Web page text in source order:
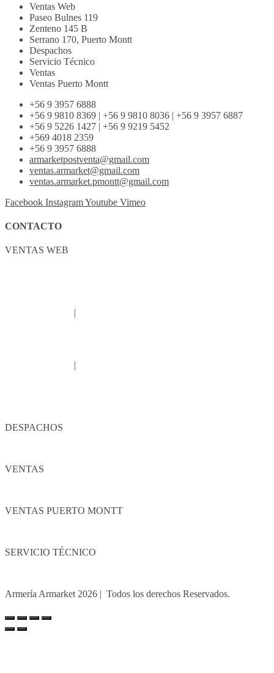
Ventas Web
Paseo Bulnes 119
Zenteno 145 B
Serrano 170, Puerto Montt
Despachos
Servicio Técnico
Ventas
Ventas Puerto Montt
+56 9 3957 6888
+56 9 9810 8369 | +56 9 9810 8036 | +56 9 3957 6887
+56 9 5226 1427 | +56 9 9219 5452
+569 4018 2359
+56 9 3957 6888
armarketpostventa@gmail.com
ventas.armarket@gmail.com
ventas.armarket.pmontt@gmail.com
Facebook InstagramYoutube Vimeo
CONTACTO
VENTAS WEB
|
|
DESPACHOS
VENTAS
VENTAS PUERTO MONTT
SERVICIO TÉCNICO
Armería Armarket 2026 | Todos los derechos Reservados.